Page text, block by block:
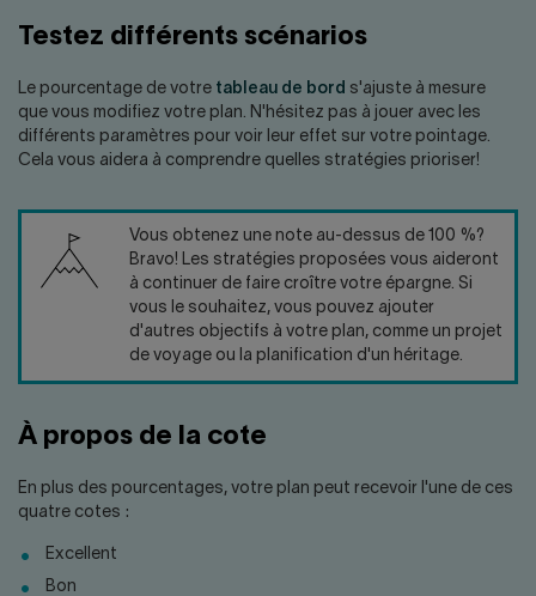
Testez différents scénarios
Le pourcentage de votre tableau de bord s'ajuste à mesure
que vous modifiez votre plan. N'hésitez pas à jouer avec les
différents paramètres pour voir leur effet sur votre pointage.
Cela vous aidera à comprendre quelles stratégies prioriser!
Vous obtenez une note au-dessus de 100 %?
Bravo! Les stratégies proposées vous aideront
à continuer de faire croître votre épargne. Si
vous le souhaitez, vous pouvez ajouter
d'autres objectifs à votre plan, comme un projet
de voyage ou la planification d'un héritage.
À propos de la cote
En plus des pourcentages, votre plan peut recevoir l'une de ces
quatre cotes :
Excellent
Bon